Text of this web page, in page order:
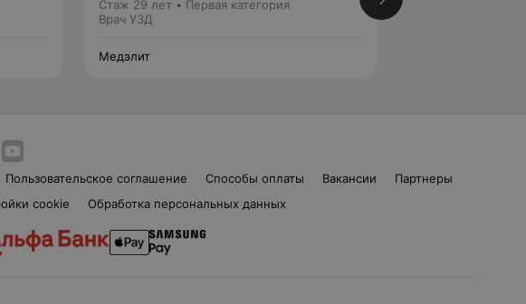
Стаж 29 лет • Первая категория
Врач УЗД
Медэлит
Пользовательское соглашение Способы оплаты Вакансии
Партнеры
cookie Обработка персональных данных